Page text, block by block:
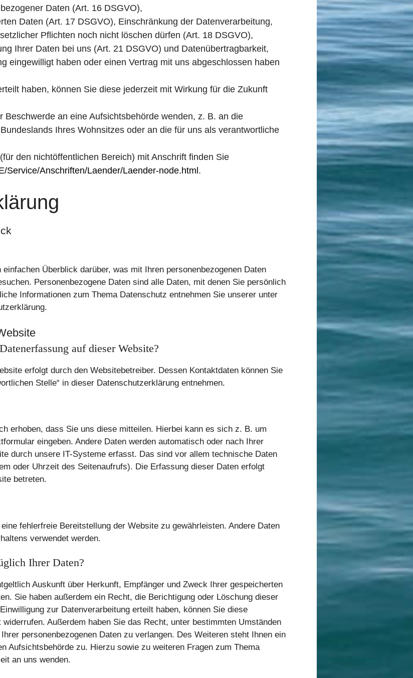
Daten (Art. 16 DSGVO),
Daten (Art. 17 DSGVO), Einschränkung der Datenverarbeitung,
Pflichten noch nicht löschen dürfen (Art. 18 DSGVO),
Ihrer Daten bei uns (Art. 21 DSGVO) und Datenübertragbarkeit,
eingewilligt haben oder einen Vertrag mit uns abgeschlossen haben
haben, können Sie diese jederzeit mit Wirkung für die Zukunft
Beschwerde an eine Aufsichtsbehörde wenden, z. B. an die
Ihres Wohnsitzes oder an die für uns als verantwortliche
den nichtöffentlichen Bereich) mit Anschrift finden Sie
Service/Anschriften/Laender/Laender-node.html.
Überblick darüber, was mit Ihren personenbezogenen Daten
Personenbezogene Daten sind alle Daten, mit denen Sie persönlich
Informationen zum Thema Datenschutz entnehmen Sie unserer unter
auf dieser Website?
erfolgt durch den Websitebetreiber. Dessen Kontaktdaten können Sie
Stelle“ in dieser Datenschutzerklärung entnehmen.
erhoben, dass Sie uns diese mitteilen. Hierbei kann es sich z. B. um
eingeben. Andere Daten werden automatisch oder nach Ihrer
durch unsere IT-Systeme erfasst. Das sind vor allem technische Daten
oder Uhrzeit des Seitenaufrufs). Die Erfassung dieser Daten erfolgt
betreten.
fehlerfreie Bereitstellung der Website zu gewährleisten. Andere Daten
verwendet werden.
Ihrer Daten?
Auskunft über Herkunft, Empfänger und Zweck Ihrer gespeicherten
Sie haben außerdem ein Recht, die Berichtigung oder Löschung dieser
zur Datenverarbeitung erteilt haben, können Sie diese
Außerdem haben Sie das Recht, unter bestimmten Umständen
personenbezogenen Daten zu verlangen. Des Weiteren steht Ihnen ein
Aufsichtsbehörde zu. Hierzu sowie zu weiteren Fragen zum Thema
an uns wenden.